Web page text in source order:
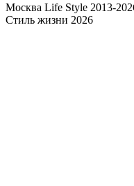
Москва Life Style 2013-
Стиль жизни 2026